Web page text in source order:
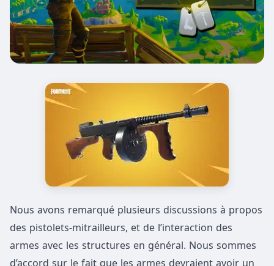
Nous avons remarqué plusieurs discussions à propos
des pistolets-mitrailleurs, et de l’interaction des
armes avec les structures en général. Nous sommes
d’accord sur le fait que les armes devraient avoir un